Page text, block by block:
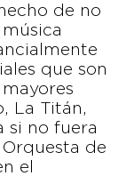
de no
que son
La Titán,
si no fuera
de
el